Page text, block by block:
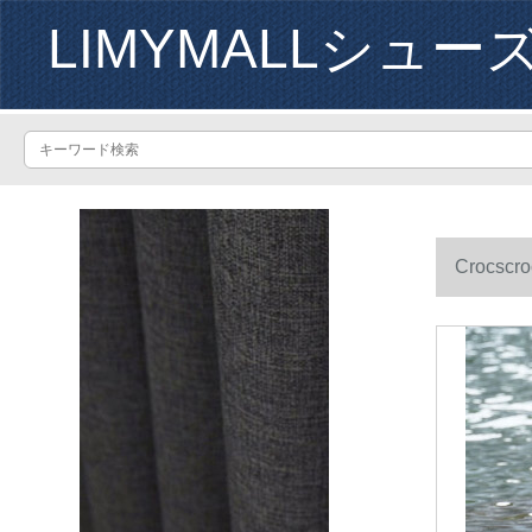
LIMYMALLシュー
43サイズ/